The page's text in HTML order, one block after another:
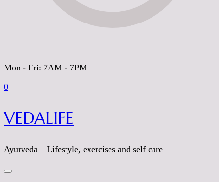
Mon - Fri: 7AM - 7PM
0
VEDALIFE
Ayurveda – Lifestyle, exercises and self care